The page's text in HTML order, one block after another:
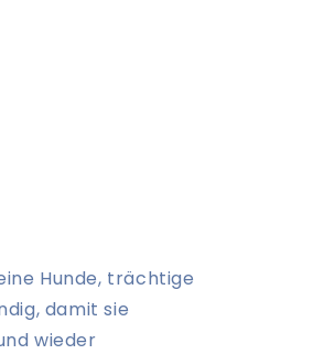
Hunde, trächtige
damit sie
wieder